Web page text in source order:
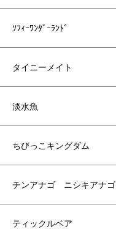
ｿﾌｨｰﾜﾝﾀﾞｰﾗﾝﾄﾞ
タイニーメイト
淡水魚
ちびっこキングダム
チンアナゴ ニシキアナゴ
ティックルベア